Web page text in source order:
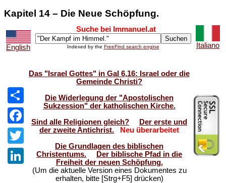
Kapitel 14 – Die Neue Schöpfung.
English
Suche bei Immanuel.at
Indexed by the FreeFind search engine Italiano
Share
Facebook
Twitter
LinkedIn
Das "Israel Gottes" in Gal 6,16: Israel oder die
Gemeinde Christi?
Die Widerlegung der "Apostolischen
Sukzession" der katholischen Kirche.
Sind alle Religionen gleich?
Der erste und
der zweite Antichrist.
Neu überarbeitet
Die Grundlagen des biblischen
Christentums.
Der biblische Pfad in die
Freiheit der neuen Schöpfung.
(Um die aktuelle Version eines Dokumentes zu
erhalten, bitte [Strg+F5] drücken)